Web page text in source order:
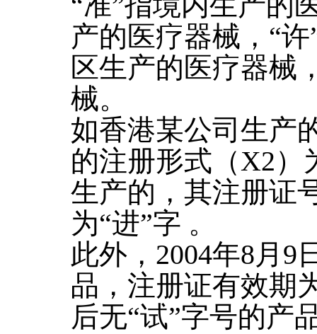
产的医疗器械，“
区生产的医疗器械
械。
如香港某公司生产
的注册形式（X2）
生产的，其注册证
为“进”字 。
此外，2004年8月9
品，注册证有效期
后无“试”字号的产